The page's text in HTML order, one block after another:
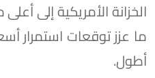
ما عزز توقعات استمرار
أطول.